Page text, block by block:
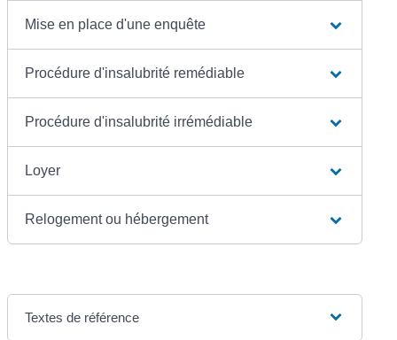
Mise en place d'une enquête
Procédure d'insalubrité remédiable
Procédure d'insalubrité irrémédiable
Loyer
Relogement ou hébergement
Textes de référence